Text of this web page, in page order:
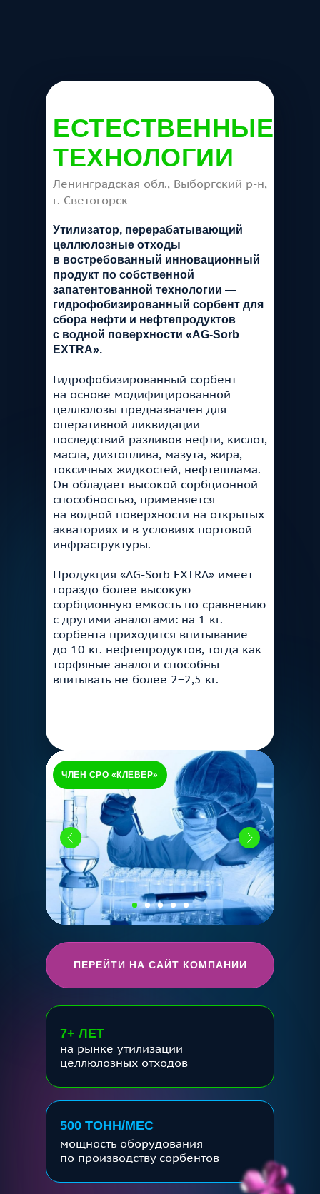
Утилизатор, перерабатывающий
целлюлозные отходы
в востребованный инновационный
продукт по собственной
запатентованной технологии —
гидрофобизированный сорбент для
сбора нефти и нефтепродуктов
с водной поверхности «AG-Sorb
EXTRA».
Гидрофобизированный сорбент
на основе модифицированной
целлюлозы предназначен для
оперативной ликвидации
последствий разливов нефти, кислот,
масла, дизтоплива, мазута, жира,
токсичных жидкостей, нефтешлама.
Он обладает высокой сорбционной
способностью, применяется
на водной поверхности на открытых
акваториях и в условиях портовой
инфраструктуры.
Продукция «AG-Sorb EXTRA» имеет
гораздо более высокую
сорбционную емкость по сравнению
с другими аналогами: на 1 кг.
сорбента приходится впитывание
до 10 кг. нефтепродуктов, тогда как
торфяные аналоги способны
впитывать не более 2−2,5 кг.
500 ТОНН/МЕС
7+ ЛЕТ
на рынке утилизации
целлюлозных отходов
мощность оборудования
по производству сорбентов
Ленинградская обл., Выборгский р-н,
г. Светогорск
ПЕРЕЙТИ НА САЙТ КОМПАНИИ
ЕСТЕСТВЕННЫЕ
ТЕХНОЛОГИИ
ЧЛЕН СРО «КЛЕВЕР»